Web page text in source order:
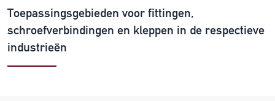
Toepassingsgebieden voor fittingen,
schroefverbindingen en kleppen in de respectieve
industrieën